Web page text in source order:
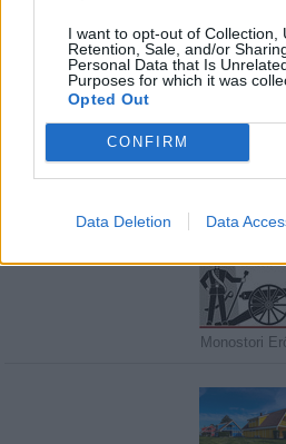
I want to opt-out of Collection,
Retention, Sale, and/or
Personal Data that Is
Purposes for which it was
Opted Out
CONFIRM
Data Deletion Data
Javasolj egy
Monostori